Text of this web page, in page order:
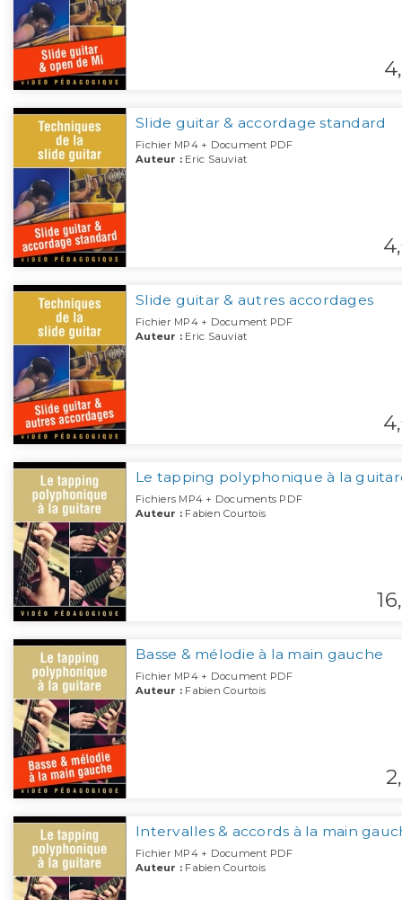
4,
Slide guitar & accordage standard
Fichier MP4 + Document PDF
Auteur : Eric Sauviat
4,
Slide guitar & autres accordages
Fichier MP4 + Document PDF
Auteur : Eric Sauviat
4,
Le tapping polyphonique à la
Fichiers MP4 + Documents PDF
Auteur : Fabien Courtois
16,
Basse & mélodie à la main gauche
Fichier MP4 + Document PDF
Auteur : Fabien Courtois
2,
Intervalles & accords à la main
Fichier MP4 + Document PDF
Auteur : Fabien Courtois